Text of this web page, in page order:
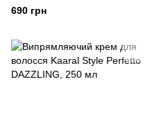
690 грн